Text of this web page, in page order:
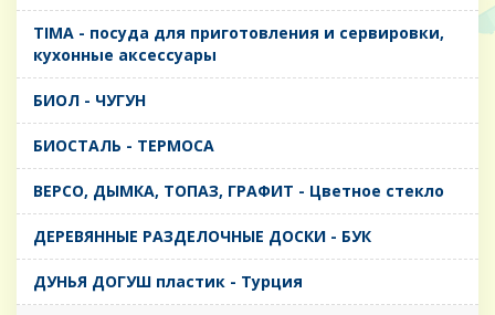
TIMA - посуда для приготовления и сервировки,
кухонные аксессуары
БИОЛ - ЧУГУН
БИОСТАЛЬ - ТЕРМОСА
ВЕРСО, ДЫМКА, ТОПАЗ, ГРАФИТ - Цветное стекло
ДЕРЕВЯННЫЕ РАЗДЕЛОЧНЫЕ ДОСКИ - БУК
ДУНЬЯ ДОГУШ пластик - Турция